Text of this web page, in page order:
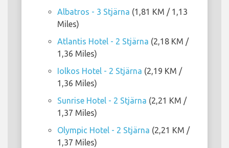
Albatros - 3 Stjärna (1,81 KM / 1,13
Miles)
Atlantis Hotel - 2 Stjärna (2,18 KM /
1,36 Miles)
Iolkos Hotel - 2 Stjärna (2,19 KM /
1,36 Miles)
Sunrise Hotel - 2 Stjärna (2,21 KM /
1,37 Miles)
Olympic Hotel - 2 Stjärna (2,21 KM /
1,37 Miles)